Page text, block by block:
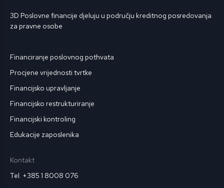
3D Poslovne financije djeluju u području kreditnog posredovanja
za pravne osobe
Financiranje poslovnog pothvata
Procjene vrijednosti tvrtke
Financijsko upravljanje
Financijsko restrukturiranje
Financijski kontroling
Edukacije zaposlenika
Kontakt
Tel. +385 1 8008 076